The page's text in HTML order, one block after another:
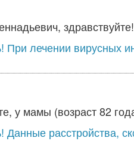
При лечении вирусных
у мамы (возраст 82
расстройства,